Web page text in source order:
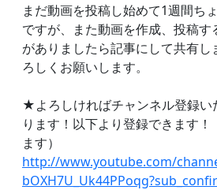
まだ動画を投稿し始めて1週間ち
ですが、また動画を作成、投稿す
がありましたら記事にして共有し
ろしくお願いします。
★よろしければチャンネル登録い
ります！以下より登録できます！
ます）
http://www.youtube.com/